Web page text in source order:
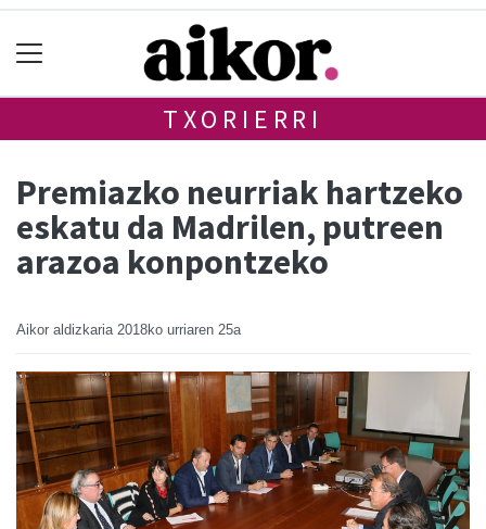
TXORIERRI
Premiazko neurriak hartzeko
eskatu da Madrilen, putreen
arazoa konpontzeko
Aikor aldizkaria 2018ko urriaren 25a